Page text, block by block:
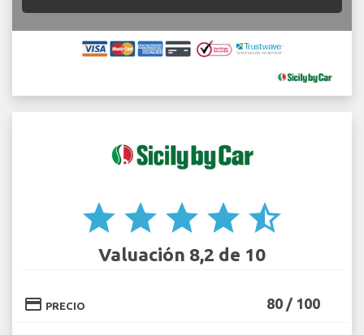
star star star star star_half
Valuación 8,2 de 10
credit_card PRECIO 80 / 100